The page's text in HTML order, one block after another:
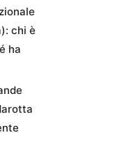
chi è
ha